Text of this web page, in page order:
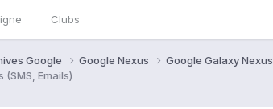
Clubs
Google Google Nexus Google Galaxy Nexus
Emails)